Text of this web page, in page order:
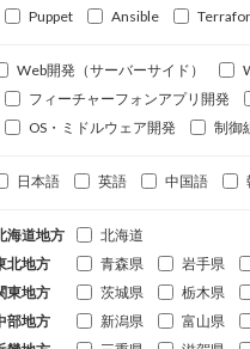
Puppet
Ansible
Web開発（サーバーサイド）
フィーチャーフォンアプリ開発
OS・ミドルウェア開発
制御
日本語 英語 中国語
海道地方
北海道
北地方
青森県 岩手県
東地方
茨城県 栃木県
部地方
新潟県 富山県